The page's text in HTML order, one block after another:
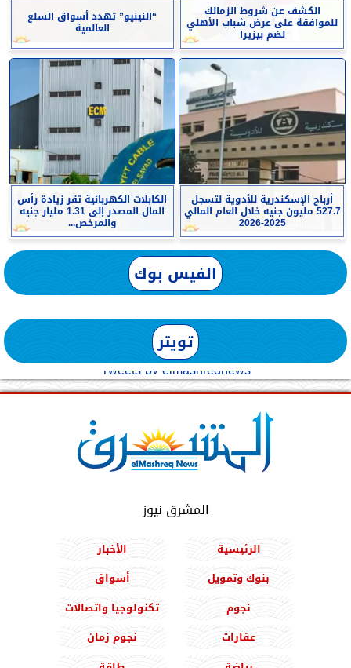
الكشف عن شروط الزمالك
للموافقة على عرض شباب الأهلي
لضم بيزيرا
“النينيو” تهدد أسواق السلع
العالمية
أرباح الإسكندرية للأدوية لتسجل
527.7 مليون جنيه خلال العام المالي
2025-2026
الكابلات الكهربائية تقر زيادة رأس
المال المصدر إلى 1.31 مليار جنيه
والمرخص...
الفيس بوك
تويتر
Tweets by elmashreqnews
المشرق نيوز
الرئيسية
الأخبار
بنوك وتمويل
أسواق
نجوم
تكنولوجيا واتصالات
عقارات
نجوم زمان